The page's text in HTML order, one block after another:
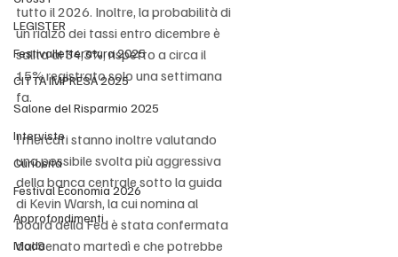
LEGISTER
Festivalletteratura 2025
CITTÀ IMPRESA 2025
Salone del Risparmio 2025
Interviste
Curiosità
Festival Economia 2026
Approfondimenti
Moda
tutto il 2026. Inoltre, la probabilità di
un rialzo dei tassi entro dicembre è
salita al 34,3%, rispetto a circa il
15% registrato solo una settimana
fa.
I mercati stanno inoltre valutando
una possibile svolta più aggressiva
della banca centrale sotto la guida
di Kevin Warsh, la cui nomina al
board della Fed è stata confermata
dal Senato martedì e che potrebbe